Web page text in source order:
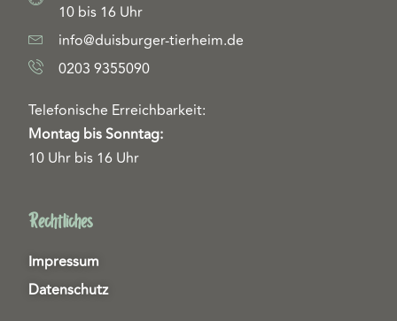
10 bis 16 Uhr
info@duisburger-tierheim.de
0203 9355090
Telefonische Erreichbarkeit:
Montag bis Sonntag:
10 Uhr bis 16 Uhr
Rechtliches
Impressum
Datenschutz